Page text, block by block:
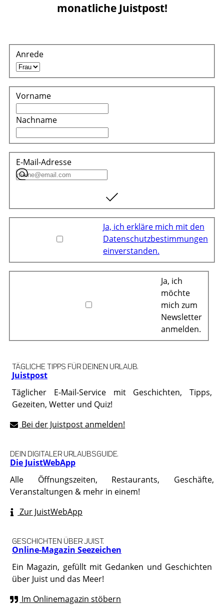
monatliche Juistpost!
Anrede
Vorname
Nachname
E-Mail-Adresse
Ja, ich erkläre mich mit den
Datenschutzbestimmungen
einverstanden.
Ja, ich
möchte
mich zum
Newsletter
anmelden.
Juistpost
TÄGLICHE TIPPS FÜR DEINEN URLAUB.
Täglicher E-Mail-Service mit Geschichten, Tipps,
Gezeiten, Wetter und Quiz!
Bei der Juistpost anmelden!
Die JuistWebApp
DEIN DIGITALER URLAUBSGUIDE.
Alle Öffnungszeiten, Restaurants, Geschäfte,
Veranstaltungen & mehr in einem!
Zur JuistWebApp
Online-Magazin Seezeichen
GESCHICHTEN ÜBER JUIST.
Ein Magazin, gefüllt mit Gedanken und Geschichten
über Juist und das Meer!
Im Onlinemagazin stöbern